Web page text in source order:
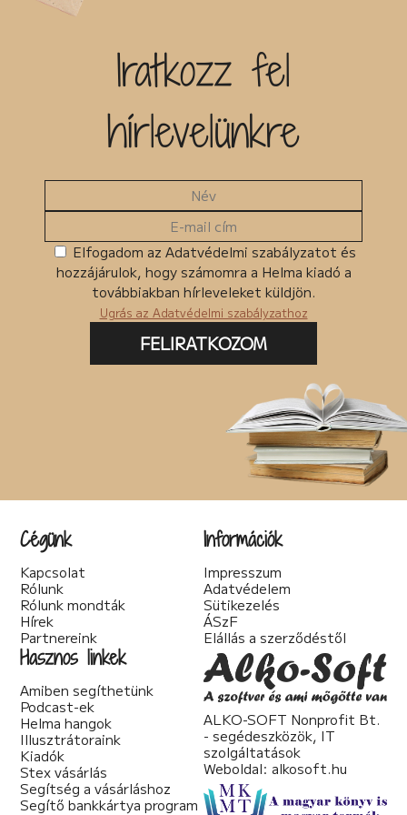
SZÖLLŐSI BERNADETT: HELKA RÓZSÁI
VARGYAS ROZÁLIA: A SZEMÉT-TÓ MESÉJE
VISNYEI GÁBOR: A VISSZATÉRŐ
VILÁG KÖZEPE
Iratkozz fel
hírlevelünkre
Elfogadom az Adatvédelmi szabályzatot és
hozzájárulok, hogy számomra a Helma kiadó a
továbbiakban hírleveleket küldjön.
Ugrás az Adatvédelmi szabályzathoz
FELIRATKOZOM
Cégünk
Kapcsolat
Rólunk
Rólunk mondták
Hírek
Partnereink
Információk
Impresszum
Adatvédelem
Sütikezelés
ÁSzF
Elállás a szerződéstől
Hasznos linkek
Amiben segíthetünk
Podcast-ek
Helma hangok
Illusztrátoraink
Kiadók
Stex vásárlás
Segítség a vásárláshoz
Segítő bankkártya program
ALKO-SOFT Nonprofit Bt.
- segédeszközök, IT
szolgáltatások
Weboldal: alkosoft.hu